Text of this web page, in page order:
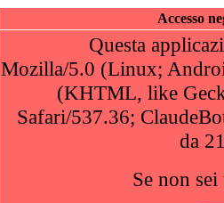
Accesso
Questa
Mozilla/5.0 (Linux;
(KHTML, like
Safari/537.36;
da
Se non